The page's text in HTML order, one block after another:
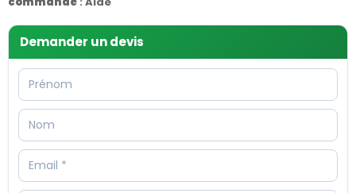
Demander un devis